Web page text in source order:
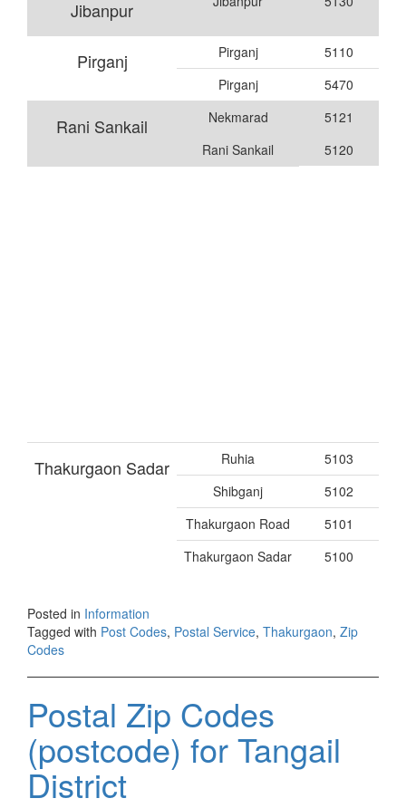
Jibanpur
Pirganj Pirganj
5110
Pirganj
5470
Rani Sankail Nekmarad
5121
Rani Sankail
5120
Thakurgaon Sadar Ruhia
5103
Shibganj
5102
Thakurgaon Road
5101
Thakurgaon Sadar
5100
Posted in Information
Tagged with Post Codes, Postal Service, Thakurgaon, Zip
Codes
Postal Zip Codes
(postcode) for Tangail
District